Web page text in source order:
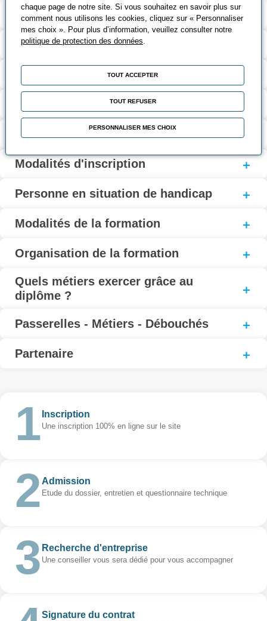
Validation et certification
Contenu de la formation
Modalités d’évaluation
Coût et financement
Modalités d'inscription
Personne en situation de handicap
Modalités de la formation
Organisation de la formation
Quels métiers exercer grâce au
diplôme ?
Passerelles - Métiers - Débouchés
Partenaire
Inscription
Une inscription 100% en ligne sur le site
Admission
Etude du dossier, entretien et questionnaire technique
Recherche d'entreprise
Une conseiller vous sera dédié pour vous accompagner
Signature du contrat
chaque page de notre site. Si vous souhaitez en savoir plus sur
comment nous utilisons les cookies, cliquez sur « Personnaliser
mes choix ». Pour plus d’information, veuillez consulter notre
politique de protection des données.
TOUT ACCEPTER
TOUT REFUSER
PERSONNALISER MES CHOIX